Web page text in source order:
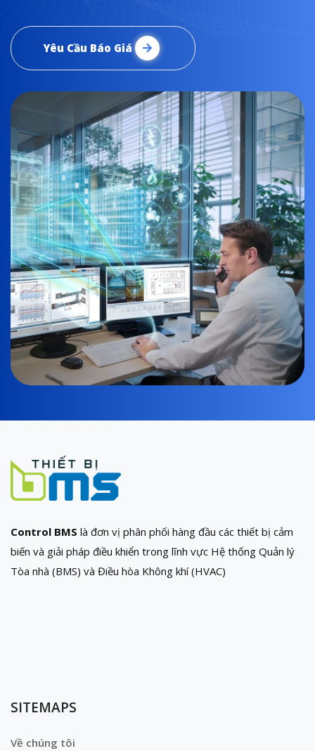
Yêu Cầu Báo Giá
Control BMS là đơn vị phân phối hàng đầu các thiết bị cảm
biến và giải pháp điều khiển trong lĩnh vực Hệ thống Quản lý
Tòa nhà (BMS) và Điều hòa Không khí (HVAC)
SITEMAPS
Về chúng tôi